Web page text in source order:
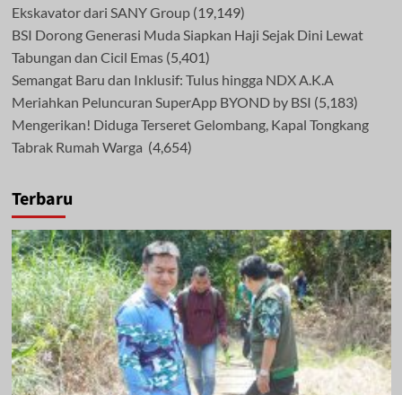
Ekskavator dari SANY Group (19,149)
BSI Dorong Generasi Muda Siapkan Haji Sejak Dini Lewat
Tabungan dan Cicil Emas (5,401)
Semangat Baru dan Inklusif: Tulus hingga NDX A.K.A
Meriahkan Peluncuran SuperApp BYOND by BSI (5,183)
Mengerikan! Diduga Terseret Gelombang, Kapal Tongkang
Tabrak Rumah Warga (4,654)
Terbaru